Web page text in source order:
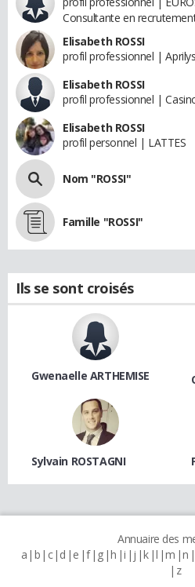
Consultante en
Elisabeth ROSSI
profil professionnel |
Elisabeth ROSSI
profil professionnel |
Elisabeth ROSSI
profil personnel | LATTES
Nom "ROSSI"
Famille "ROSSI"
Ils se sont croisés
Gwenaelle ARTHEMISE
Sylvain ROSTAGNI
Annuaire des
a b c d e f g h i j k l m n
z